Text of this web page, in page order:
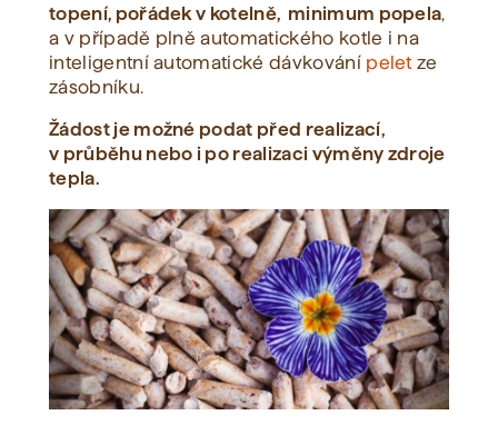
topení, pořádek v kotelně, minimum popela,
a v případě plně automatického kotle i na
inteligentní automatické dávkování pelet ze
zásobníku.
Žádost je možné podat před realizací,
v průběhu nebo i po realizaci výměny zdroje
tepla.